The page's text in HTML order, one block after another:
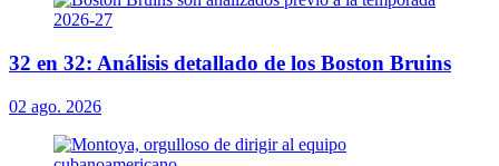
32 en 32: Análisis detallado de los Boston Bruins
02 ago. 2026